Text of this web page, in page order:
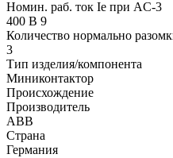
Номин. раб. ток Ie при AC-3
400 В 9
Количество нормально
3
Тип изделия/компонента
Миниконтактор
Происхождение
Производитель
ABB
Страна
Германия